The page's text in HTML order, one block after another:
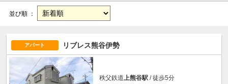
並び順 ：
アパート リブレス熊谷伊勢
秩父鉄道上熊谷駅 / 徒歩5分